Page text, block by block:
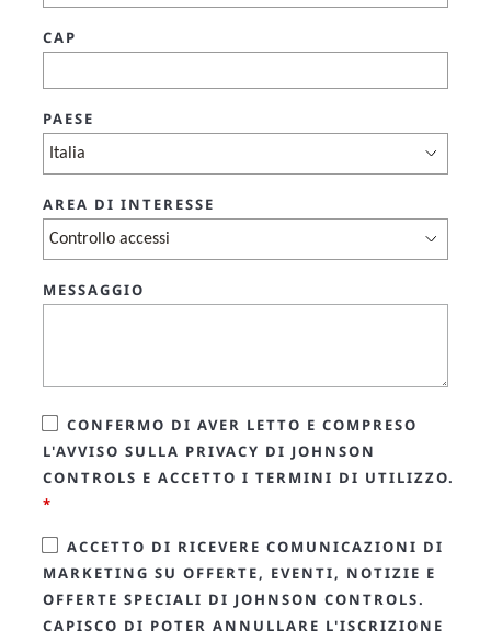
CAP
PAESE
AREA DI INTERESSE
MESSAGGIO
CONFERMO DI AVER LETTO E COMPRESO
L'AVVISO SULLA PRIVACY DI JOHNSON
CONTROLS E ACCETTO I TERMINI DI UTILIZZO.
*
ACCETTO DI RICEVERE COMUNICAZIONI DI
MARKETING SU OFFERTE, EVENTI, NOTIZIE E
OFFERTE SPECIALI DI JOHNSON CONTROLS.
CAPISCO DI POTER ANNULLARE L'ISCRIZIONE